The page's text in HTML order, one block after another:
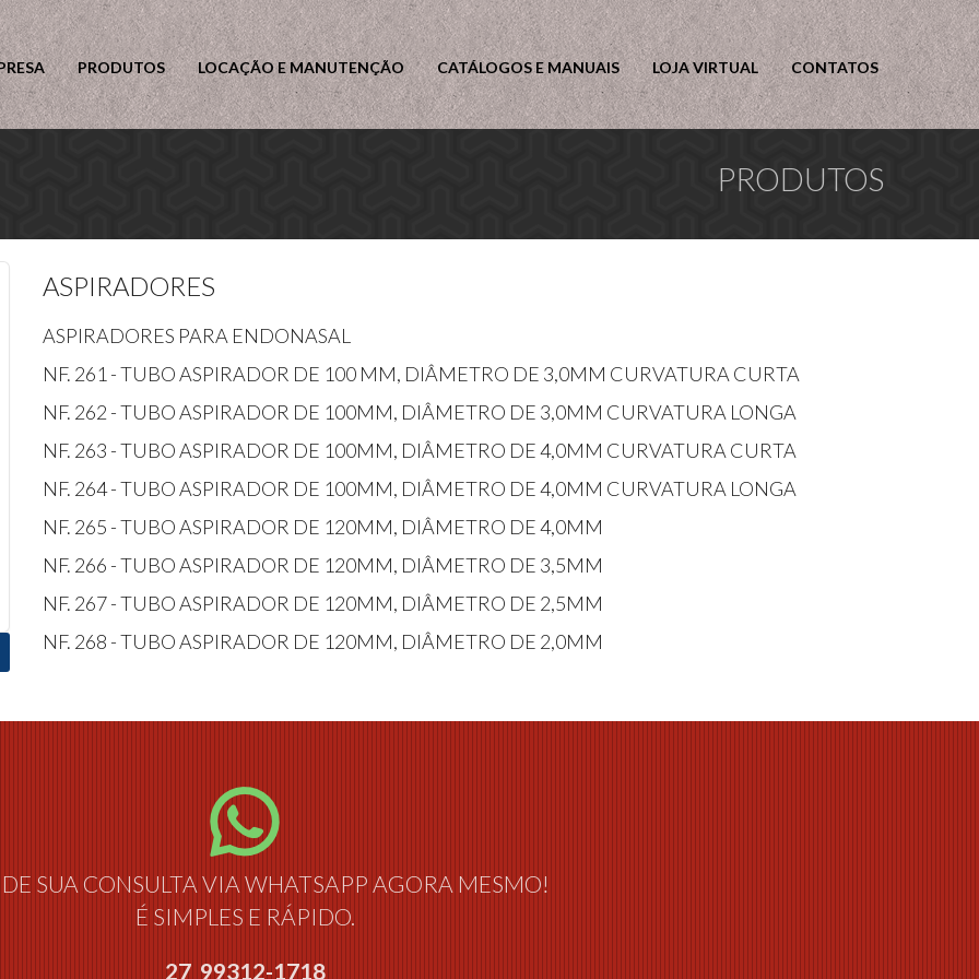
PRODUTOS LOCAÇÃO E MANUTENÇÃO CATÁLOGOS E MANUAIS LOJA VIRTUAL CONTATOS
PRODUTOS
ASPIRADORES
ASPIRADORES PARA ENDONASAL
NF. 261 - TUBO ASPIRADOR DE 100 MM, DIÂMETRO DE 3,0MM CURVATURA CURTA
NF. 262 - TUBO ASPIRADOR DE 100MM, DIÂMETRO DE 3,0MM CURVATURA LONGA
NF. 263 - TUBO ASPIRADOR DE 100MM, DIÂMETRO DE 4,0MM CURVATURA CURTA
NF. 264 - TUBO ASPIRADOR DE 100MM, DIÂMETRO DE 4,0MM CURVATURA LONGA
NF. 265 - TUBO ASPIRADOR DE 120MM, DIÂMETRO DE 4,0MM
NF. 266 - TUBO ASPIRADOR DE 120MM, DIÂMETRO DE 3,5MM
NF. 267 - TUBO ASPIRADOR DE 120MM, DIÂMETRO DE 2,5MM
NF. 268 - TUBO ASPIRADOR DE 120MM, DIÂMETRO DE 2,0MM
SUA CONSULTA VIA WHATSAPP AGORA MESMO!
É SIMPLES E RÁPIDO.
27 99312-1718